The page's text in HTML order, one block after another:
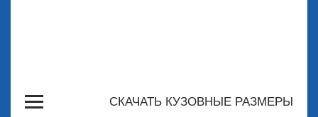
СКАЧАТЬ КУЗОВНЫЕ РАЗМЕРЫ